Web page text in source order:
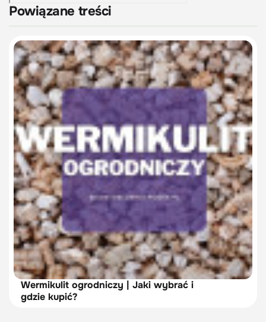
Powiązane treści
Wermikulit ogrodniczy | Jaki wybrać i
gdzie kupić?